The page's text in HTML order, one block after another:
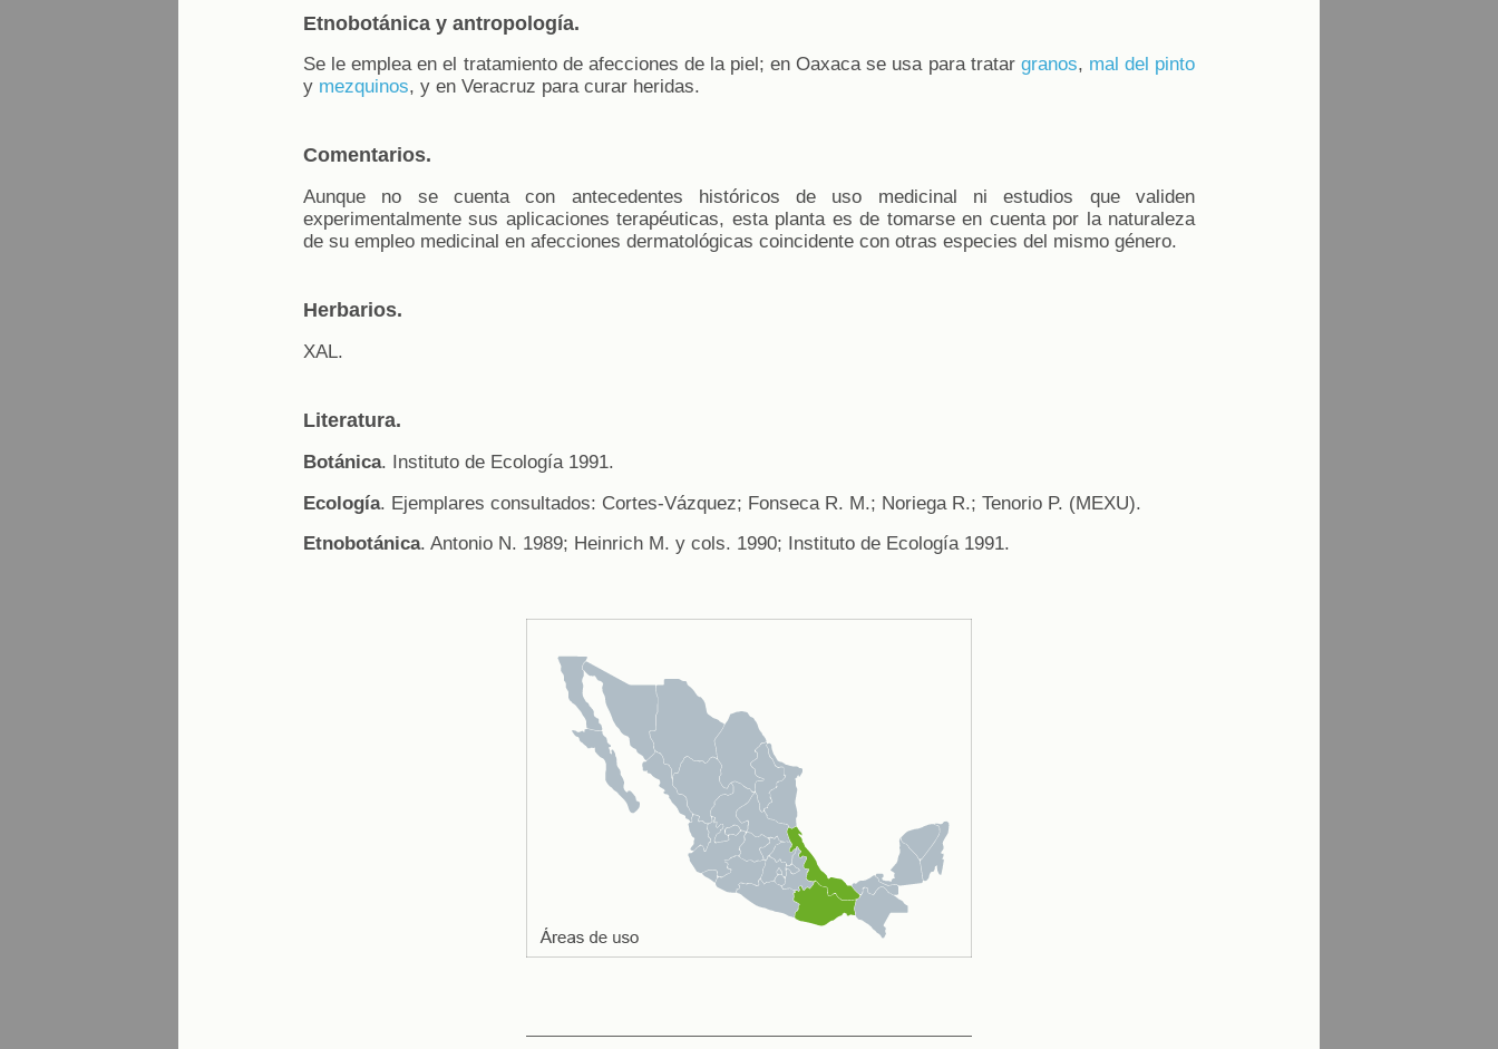
Etnobotánica y antropología.
Se le emplea en el tratamiento de afecciones de la piel; en Oaxaca se usa para tratar granos, mal del pinto
y mezquinos, y en Veracruz para curar heridas.
Comentarios.
Aunque no se cuenta con antecedentes históricos de uso medicinal ni estudios que validen
experimentalmente sus aplicaciones terapéuticas, esta planta es de tomarse en cuenta por la naturaleza
de su empleo medicinal en afecciones dermatológicas coincidente con otras especies del mismo género.
Herbarios.
XAL.
Literatura.
Botánica. Instituto de Ecología 1991.
Ecología. Ejemplares consultados: Cortes-Vázquez; Fonseca R. M.; Noriega R.; Tenorio P. (MEXU).
Etnobotánica. Antonio N. 1989; Heinrich M. y cols. 1990; Instituto de Ecología 1991.